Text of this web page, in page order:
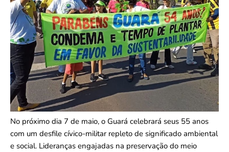
No próximo dia 7 de maio, o Guará celebrará seus 55 anos
com um desfile cívico-militar repleto de significado ambiental
e social. Lideranças engajadas na preservação do meio